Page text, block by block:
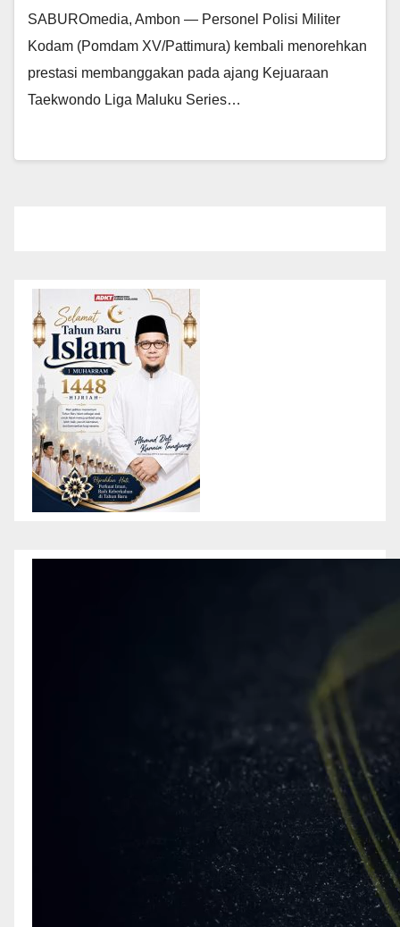
SABUROmedia, Ambon — Personel Polisi Militer
Kodam (Pomdam XV/Pattimura) kembali menorehkan
prestasi membanggakan pada ajang Kejuaraan
Taekwondo Liga Maluku Series…